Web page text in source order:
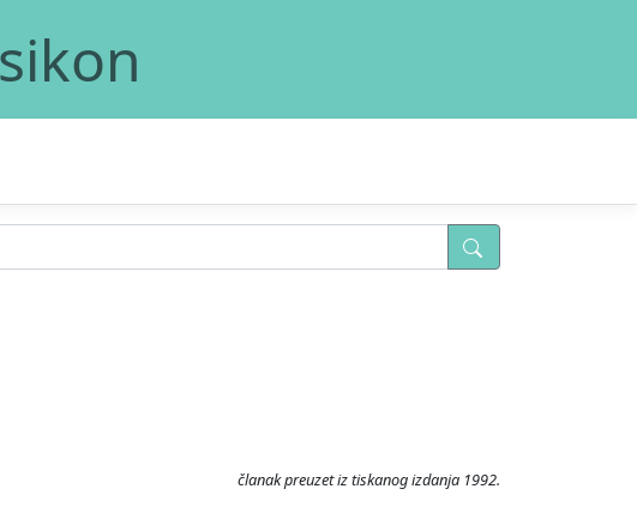
članak preuzet iz tiskanog izdanja 1992.